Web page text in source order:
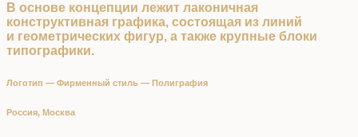
В основе концепции лежит лаконичная
конструктивная графика, состоящая из линий
и геометрических фигур, а также крупные блоки
типографики.
Логотип — Фирменный стиль — Полиграфия
Россия, Москва